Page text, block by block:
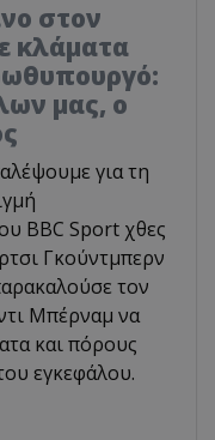
στον
κλάματα
μας, ο
για τη
BBC Sport χθες
Γκούντμπερν
τον
Μπέρναμ να
και πόρους
εγκεφάλου.